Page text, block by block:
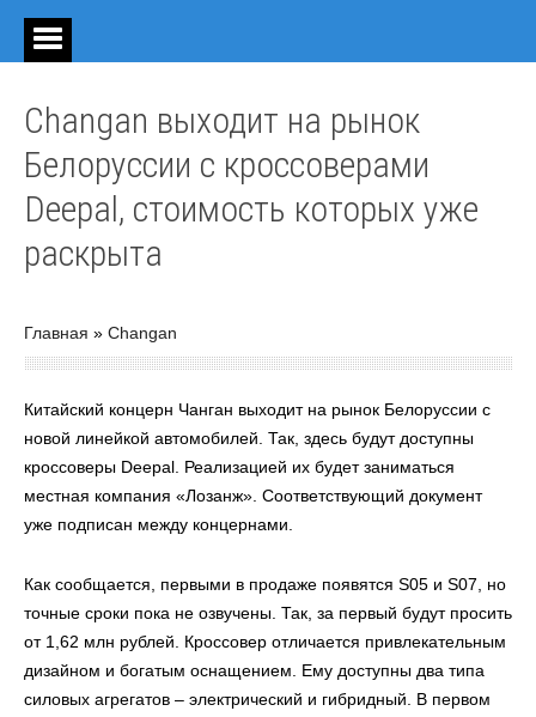
Changan выходит на рынок
Белоруссии с кроссоверами
Deepal, стоимость которых уже
раскрыта
Главная » Changan
Китайский концерн Чанган выходит на рынок Белоруссии с
новой линейкой автомобилей. Так, здесь будут доступны
кроссоверы Deepal. Реализацией их будет заниматься
местная компания «Лозанж». Соответствующий документ
уже подписан между концернами.
Как сообщается, первыми в продаже появятся S05 и S07, но
точные сроки пока не озвучены. Так, за первый будут просить
от 1,62 млн рублей. Кроссовер отличается привлекательным
дизайном и богатым оснащением. Ему доступны два типа
силовых агрегатов – электрический и гибридный. В первом